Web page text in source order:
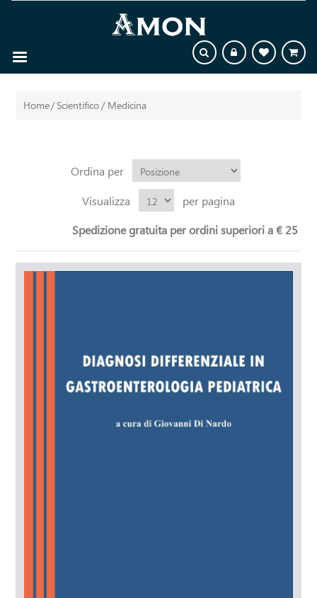
Home/Scientifico/ Medicina
Ordina per
Visualizza
per pagina
Spedizione gratuita per ordini superiori a € 25